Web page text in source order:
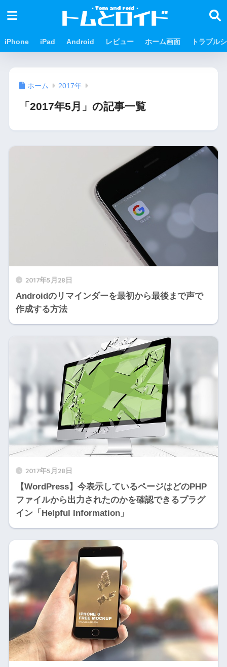
iPhone iPad Android レビュー ホーム画面 トラブル
ホーム 2017年
「2017年5月」の記事一覧
2017年5月28日
Androidのリマインダーを最初から最後まで声で
作成する方法
2017年5月28日
【WordPress】今表示しているページはどのPHP
ファイルから出力されたのかを確認できるプラグ
イン「Helpful Information」